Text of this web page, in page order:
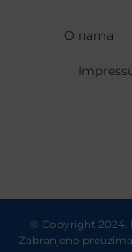
O nama
© Copyright 2024.
Zabranjeno